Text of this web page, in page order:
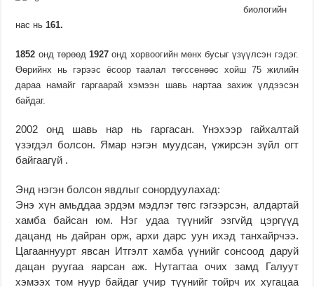
биологийн
нас нь 161.
1852 онд төрөөд 1927 онд хорвоогийн мөнх бусыг үзүүлсэн гэдэг.
Өөрийнх нь гэрээс ёсоор таалал төгссөнөөс хойш 75 жилийн
дараа намайг гаргаарай хэмээн шавь нартаа захиж үлдээсэн
байдаг.
2002 онд шавь нар нь гаргасан. Үнэхээр гайхалтай
үзэгдэл болсон. Ямар нэгэн муудсан, үжирсэн зүйл огт
байгаагүй .
Энд нэгэн болсон явдлыг сонордуулахад:
Энэ хүн амьддаа эрдэм мэдлэг төгс гэгээрсэн, алдартай
хамба байсан юм. Нэг удаа түүнийг эзгvйд цэргүүд
дацанд нь дайран орж, архи дарс уун ихэд танхайрчээ.
Цагааннуурт явсан Итгэлт хамба үүнийг сонсоод даруй
дацан руугаа яарсан аж. Нутагтаа очих замд Галуут
хэмээх том нуур байдаг учир түүнийг тойрч их хугацаа